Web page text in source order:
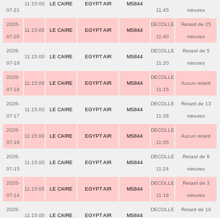
07-21
11:15:00 LE CAIRE EGYPT AIR MS844
11:45 minutes
2026-
07-20
11:15:00 LE CAIRE EGYPT AIR MS844
DECOLLE
11:40
Retard de 25
minutes
2026-
07-19
11:15:00 LE CAIRE EGYPT AIR MS844
DECOLLE
11:20
Retard de 5
minutes
2026-
07-18
11:15:00 LE CAIRE EGYPT AIR MS844
DECOLLE
11:15
Aucun retard
2026-
07-17
11:15:00 LE CAIRE EGYPT AIR MS844
DECOLLE
11:28
Retard de 13
minutes
2026-
07-16
11:15:00 LE CAIRE EGYPT AIR MS844
DECOLLE
11:05
Aucun retard
2026-
07-15
11:15:00 LE CAIRE EGYPT AIR MS844
DECOLLE
11:24
Retard de 9
minutes
2026-
07-14
11:15:00 LE CAIRE EGYPT AIR MS844
DECOLLE
11:18
Retard de 3
minutes
2026-
11:15:00
LE CAIRE EGYPT AIR MS844
DECOLLE Retard de 10